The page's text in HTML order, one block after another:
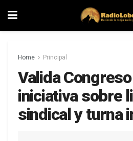
Home Principal
Valida
iniciativa sobre
sindical y turna